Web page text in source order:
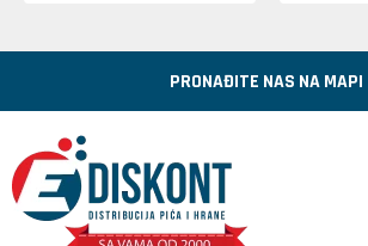
PRONAĐITE NAS NA MAPI